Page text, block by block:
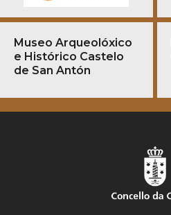
Museo Arqueolóxico
e Histórico Castelo
de San Antón